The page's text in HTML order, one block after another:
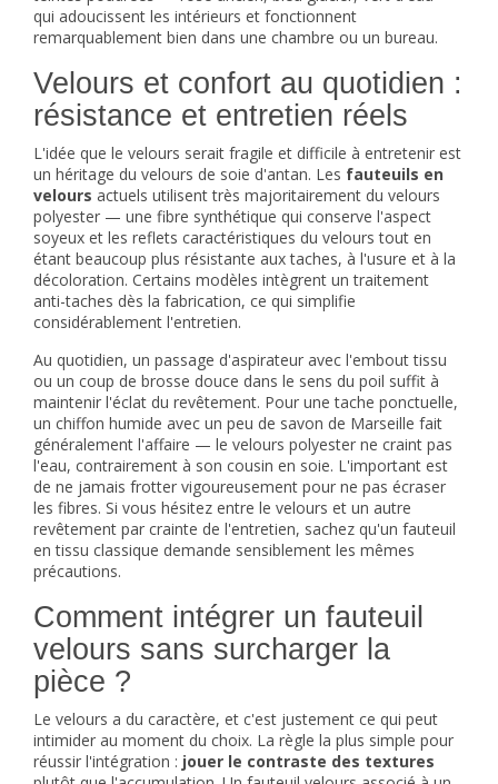
qui adoucissent les intérieurs et fonctionnent
remarquablement bien dans une chambre ou un bureau.
Velours et confort au quotidien :
résistance et entretien réels
L'idée que le velours serait fragile et difficile à entretenir est
un héritage du velours de soie d'antan. Les fauteuils en
velours actuels utilisent très majoritairement du velours
polyester — une fibre synthétique qui conserve l'aspect
soyeux et les reflets caractéristiques du velours tout en
étant beaucoup plus résistante aux taches, à l'usure et à la
décoloration. Certains modèles intègrent un traitement
anti-taches dès la fabrication, ce qui simplifie
considérablement l'entretien.
Au quotidien, un passage d'aspirateur avec l'embout tissu
ou un coup de brosse douce dans le sens du poil suffit à
maintenir l'éclat du revêtement. Pour une tache ponctuelle,
un chiffon humide avec un peu de savon de Marseille fait
généralement l'affaire — le velours polyester ne craint pas
l'eau, contrairement à son cousin en soie. L'important est
de ne jamais frotter vigoureusement pour ne pas écraser
les fibres. Si vous hésitez entre le velours et un autre
revêtement par crainte de l'entretien, sachez qu'un fauteuil
en tissu classique demande sensiblement les mêmes
précautions.
Comment intégrer un fauteuil
velours sans surcharger la
pièce ?
Le velours a du caractère, et c'est justement ce qui peut
intimider au moment du choix. La règle la plus simple pour
réussir l'intégration : jouer le contraste des textures